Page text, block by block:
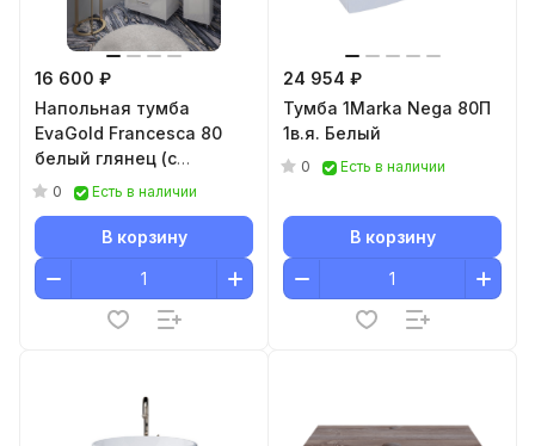
16 600 ₽
Напольная тумба
EvaGold Francesca 80
белый глянец (с
сифоном)
0 Есть в наличии
В корзину
24 954 ₽
Тумба 1Marka Nega 80П
1в.я. Белый
0 Есть в наличии
В корзину